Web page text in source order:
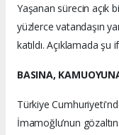
Yaşanan sürecin açık
yüzlerce vatandaşın
katıldı. Açıklamada
BASINA,
Türkiye
İmamoğlu’nun